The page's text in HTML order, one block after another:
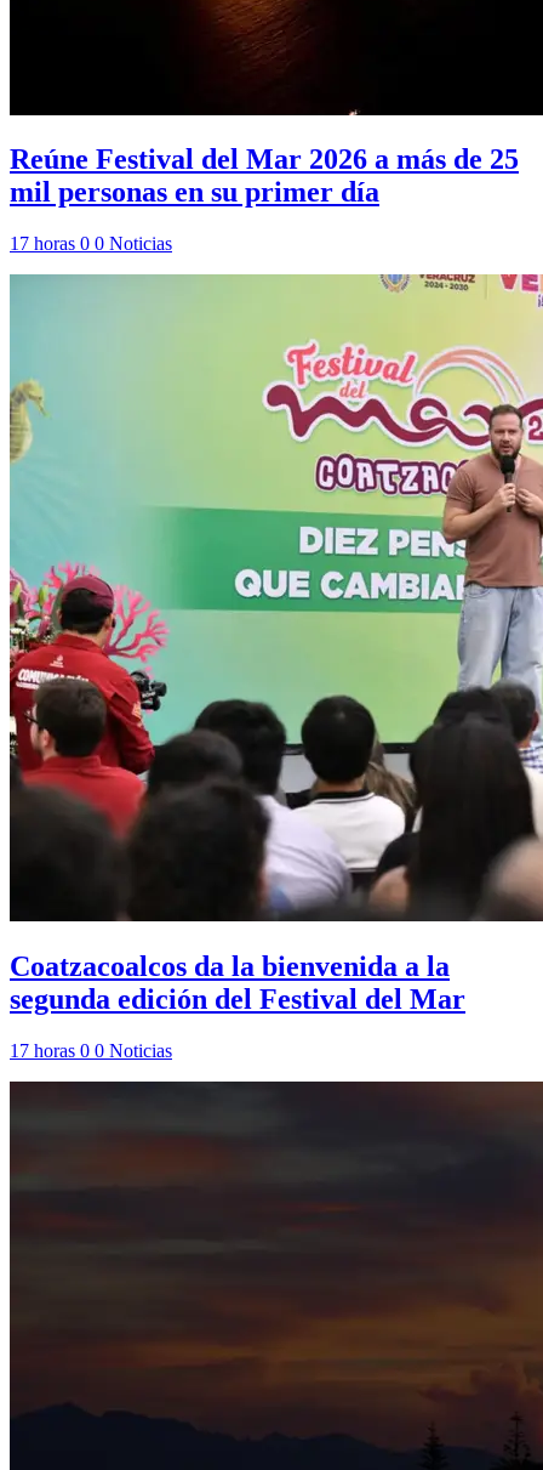
Reúne Festival del Mar 2026 a más de 25
mil personas en su primer día
17 horas 0 0 Noticias
Coatzacoalcos da la bienvenida a la
segunda edición del Festival del Mar
17 horas 0 0 Noticias